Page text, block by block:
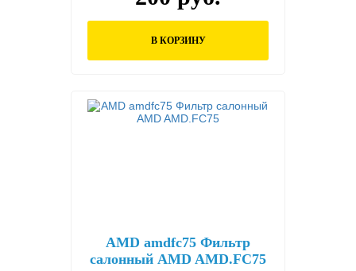
В КОРЗИНУ
AMD amdfc75 Фильтр
салонный AMD AMD.FC75